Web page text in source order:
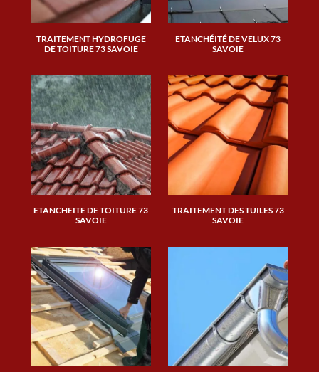
TRAITEMENT HYDROFUGE
DE TOITURE 73 SAVOIE
ETANCHÉITÉ DE VELUX 73
SAVOIE
ETANCHEITE DE TOITURE 73
SAVOIE
TRAITEMENT DES TUILES 73
SAVOIE